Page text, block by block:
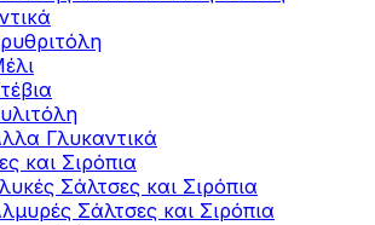
Γλυκαντικά
και Σιρόπια
Σάλτσες και Σιρόπια
Σάλτσες και Σιρόπια